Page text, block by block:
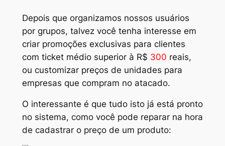
Depois que organizamos nossos usuários
por grupos, talvez você tenha interesse em
criar promoções exclusivas para clientes
com ticket médio superior à R$ 300 reais,
ou customizar preços de unidades para
empresas que compram no atacado.
O interessante é que tudo isto já está pronto
no sistema, como você pode reparar na hora
de cadastrar o preço de um produto: